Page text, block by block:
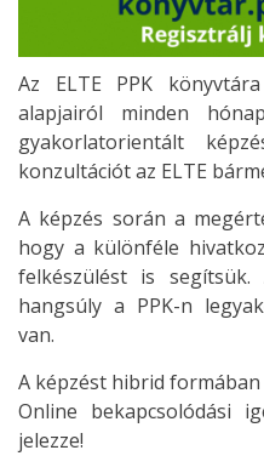
Az ELTE PPK
alapjairól minden
gyakorlatorientált
konzultációt az ELTE
A képzés során a
hogy a különféle
felkészülést is
hangsúly a PPK-n
van.
A képzést hibrid
Online bekapcsolódási
jelezze!